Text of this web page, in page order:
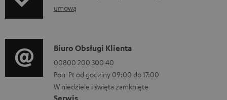
d
o
b
r
a
r
c
j
e
o
n
o
r
m
a
umową
D
a
n
e
Biuro Obsługi Klienta
00800 200 300 40
Pon-Pt od godziny 09:00 do 17:00
W niedziele i święta zamknięte
Serwis